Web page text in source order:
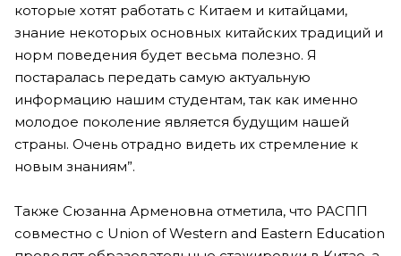
которые хотят работать с Китаем и китайцами,
знание некоторых основных китайских традиций и
норм поведения будет весьма полезно. Я
постаралась передать самую актуальную
информацию нашим студентам, так как именно
молодое поколение является будущим нашей
страны. Очень отрадно видеть их стремление к
новым знаниям”.
Также Сюзанна Арменовна отметила, что РАСПП
совместно с Union of Western and Eastern Education